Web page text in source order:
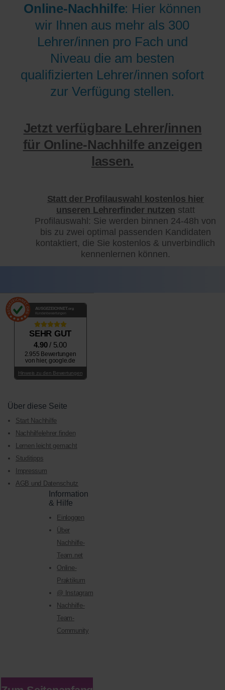
Online-Nachhilfe: Hier können
wir Ihnen aus mehr als 300
Lehrer/innen pro Fach und
Niveau die am besten
qualifizierten Lehrer/innen sofort
zur Verfügung stellen.
Jetzt verfügbare Lehrer/innen
für Online-Nachhilfe anzeigen
lassen.
Statt der Profilauswahl kostenlos hier
unseren Lehrerfinder nutzen statt
Profilauswahl: Sie werden binnen 24-48h von
bis zu zwei optimal passenden Kandidaten
kontaktiert, die Sie kostenlos & unverbindlich
kennenlernen können.
AUSGEZEICHNET .org
Kundenbewertungen
SEHR GUT
4.90/ 5.00
2.955 Bewertungen
von hier, google.de
Hinweis zu den Bewertungen
Über diese Seite
Start Nachhilfe
Nachhilfelehrer finden
Lernen leicht gemacht
Studitipps
Impressum
AGB und Datenschutz
Information
& Hilfe
Einloggen
Über
Nachhilfe-
Team.net
Online-
Praktikum
@ Instagram
Nachhilfe-
Team-
Community